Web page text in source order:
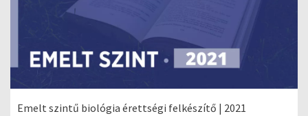
Emelt szintű biológia érettségi felkészítő | 2021